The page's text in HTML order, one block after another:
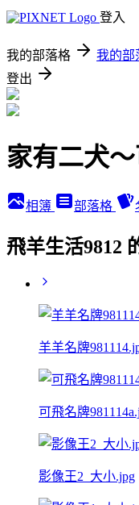
登入
我的部落格 我的部
登出
家有二犬
相簿 部落格
飛羊生活9812
羊羊名牌
可飛名牌
影像王2_大小.jpg